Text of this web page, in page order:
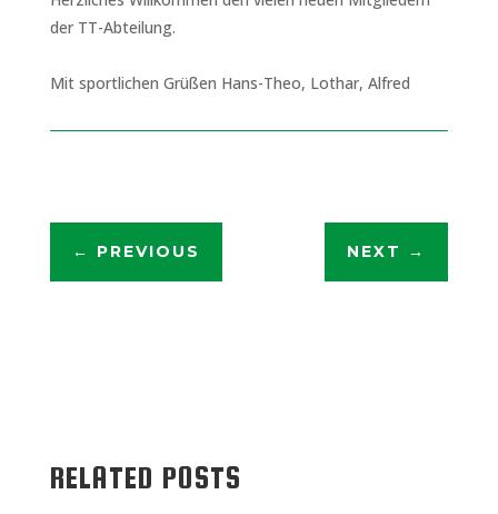
der TT-Abteilung.
Mit sportlichen Grüßen Hans-Theo, Lothar, Alfred
← PREVIOUS NEXT →
RELATED POSTS